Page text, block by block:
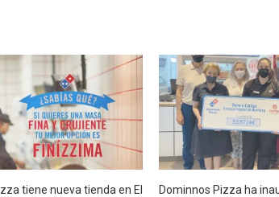
tiene nueva tienda en El
Dominnos Pizza ha